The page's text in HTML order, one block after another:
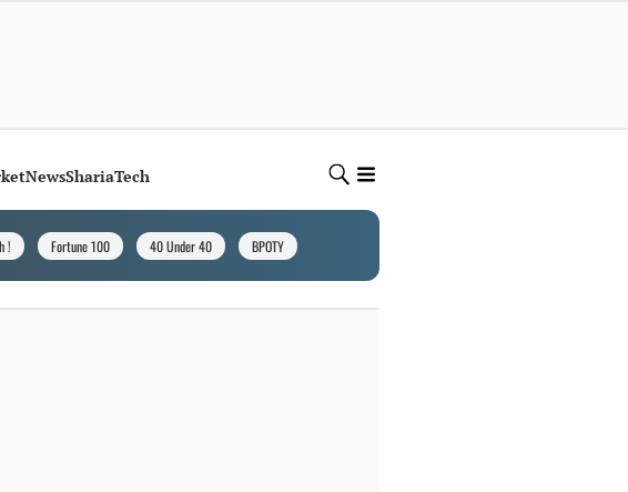
NewsShariaTech
! Fortune 100 40 Under 40 BPOTY